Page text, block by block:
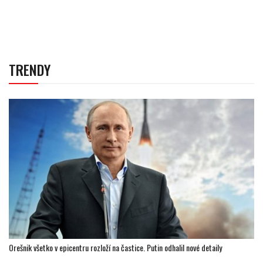
TRENDY
Orešnik všetko v epicentru rozloží na častice. Putin odhalil nové detaily